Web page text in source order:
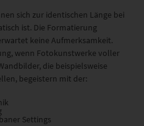
sich zur identischen Länge bei
ist. Die Formatierung
keine Aufmerksamkeit.
wenn Fotokunstwerke voller
die beispielsweise
begeistern mit der:
Settings